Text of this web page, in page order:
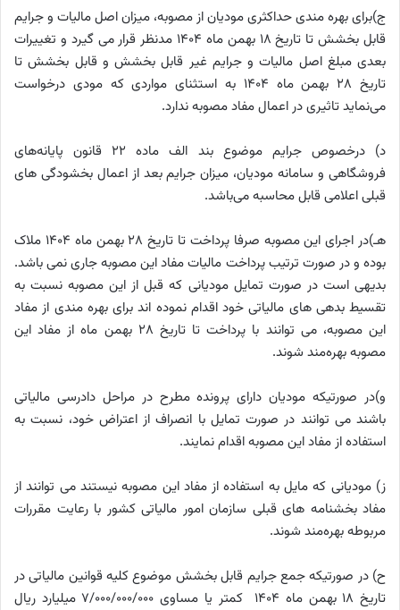
ج)برای بهره مندی حداکثری مودیان از مصوبه، میزان اصل مالیات و جرایم
قابل بخشش تا تاریخ 18 بهمن ماه 1404 مدنظر قرار می گیرد و تغییرات
بعدی مبلغ اصل مالیات و جرایم غیر قابل بخشش و قابل بخشش تا
تاریخ 28 بهمن ماه 1404 به استثنای مواردی که مودی درخواست
می‌نماید تاثیری در اعمال مفاد مصوبه ندارد.
د) درخصوص جرایم موضوع بند الف ماده 22 قانون پایانه‌های
فروشگاهی و سامانه مودیان، میزان جرایم بعد از اعمال بخشودگی های
قبلی اعلامی قابل محاسبه می‌باشد.
هـ)در اجرای این مصوبه صرفا پرداخت تا تاریخ 28 بهمن ماه 1404 ملاک
بوده و در صورت ترتیب پرداخت مالیات مفاد این مصوبه جاری نمی باشد.
بدیهی است در صورت تمایل مودیانی که قبل از این مصوبه نسبت به
تقسیط بدهی های مالیاتی خود اقدام نموده اند برای بهره مندی از مفاد
این مصوبه، می توانند با پرداخت تا تاریخ 28 بهمن ماه از مفاد این
مصوبه بهره‌مند شوند.
و)در صورتیکه مودیان دارای پرونده مطرح در مراحل دادرسی مالیاتی
باشند می توانند در صورت تمایل با انصراف از اعتراض خود، نسبت به
استفاده از مفاد این مصوبه اقدام نمایند.
ز) مودیانی که مایل به استفاده از مفاد این مصوبه نیستند می توانند از
مفاد بخشنامه های قبلی سازمان امور مالیاتی کشور با رعایت مقررات
مربوطه بهره‌مند شوند.
ح) در صورتیکه جمع جرایم قابل بخشش موضوع کلیه قوانین مالیاتی در
تاریخ 18 بهمن ماه 1404 کمتر یا مساوی 7/000/000/000 میلیارد ریال